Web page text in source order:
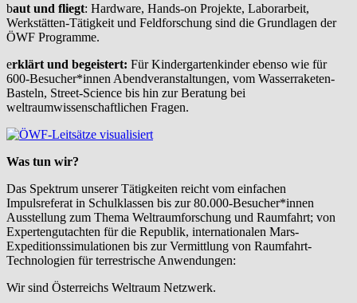
baut und fliegt: Hardware, Hands-on Projekte, Laborarbeit,
Werkstätten-Tätigkeit und Feldforschung sind die Grundlagen der
ÖWF Programme.
erklärt und begeistert: Für Kindergartenkinder ebenso wie für
600-Besucher*innen Abendveranstaltungen, vom Wasserraketen-
Basteln, Street-Science bis hin zur Beratung bei
weltraumwissenschaftlichen Fragen.
Was tun wir?
Das Spektrum unserer Tätigkeiten reicht vom einfachen
Impulsreferat in Schulklassen bis zur 80.000-Besucher*innen
Ausstellung zum Thema Weltraumforschung und Raumfahrt; von
Expertengutachten für die Republik, internationalen Mars-
Expeditionssimulationen bis zur Vermittlung von Raumfahrt-
Technologien für terrestrische Anwendungen:
Wir sind Österreichs Weltraum Netzwerk.